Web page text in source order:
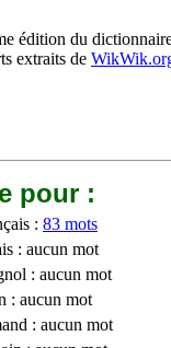
édition du
extraits de
pour :
: 83 mots
: aucun mot
: aucun mot
: aucun mot
: aucun mot